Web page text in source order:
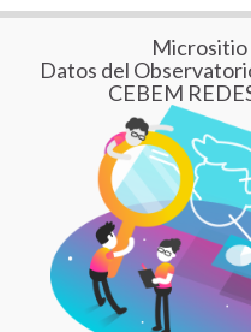
Micrositio
Datos del
CEBEM